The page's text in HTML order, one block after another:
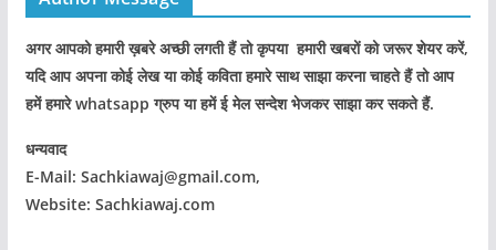
अगर आपको हमारी ख़बरे अच्छी लगती हैं तो कृपया हमारी खबरों को जरूर शेयर करें,
यदि आप अपना कोई लेख या कोई कविता हमारे साथ साझा करना चाहते हैं तो आप
हमें हमारे whatsapp ग्रुप या हमें ई मेल सन्देश भेजकर साझा कर सकते हैं.
धन्यवाद
E-Mail: Sachkiawaj@gmail.com,
Website: Sachkiawaj.com